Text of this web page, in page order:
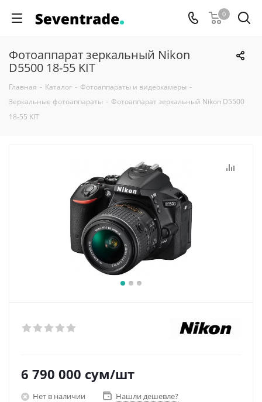
0
Фотоаппарат зеркальный Nikon
D5500 18-55 KIT
Главная - Каталог - Фотоаппараты и видеокамеры -
Зеркальные фотоаппараты - Фотоаппарат зеркальный Nikon D5500
18-55 KIT
6 790 000 сум/шт
Нет в наличии Нашли дешевле?